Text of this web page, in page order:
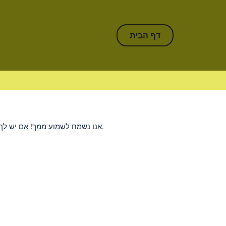
דף הבית
אנו נשמח לשמוע ממך! אם יש לך שאלות, הערות או רעיונות, אל תהסס לכתוב לנו. המטרה שלנו היא לשפר את האתר ולספק תוכן איכותי על ניתוח עיתונאות ישראלית.